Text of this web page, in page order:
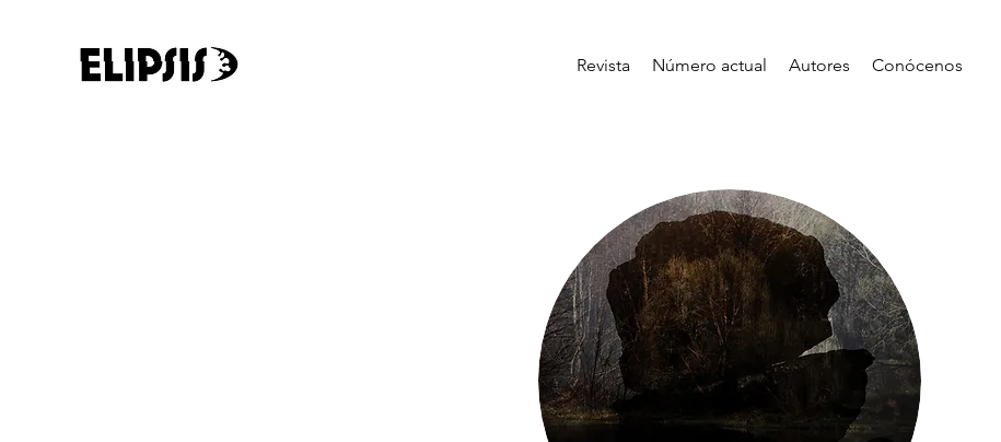
Revista Número actual Autores Conócenos